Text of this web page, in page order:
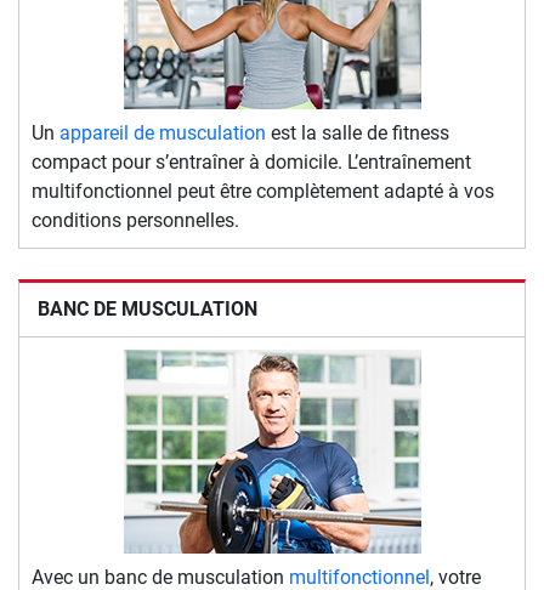
Un appareil de musculation est la salle de fitness
compact pour s’entraîner à domicile. L’entraînement
multifonctionnel peut être complètement adapté à vos
conditions personnelles.
BANC DE MUSCULATION
Avec un banc de musculation multifonctionnel, votre